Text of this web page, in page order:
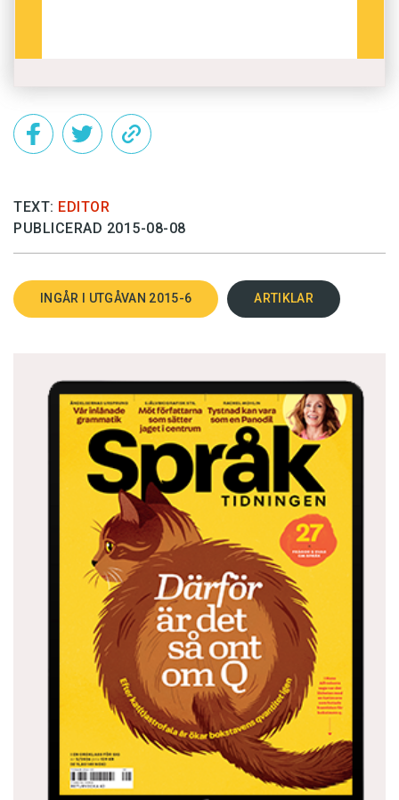
TEXT: EDITOR
PUBLICERAD 2015-08-08
INGÅR I UTGÅVAN 2015-6 ARTIKLAR